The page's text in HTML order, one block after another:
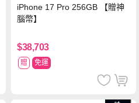
iPhone 17 Pro 256GB 【贈神
腦幣】
$38,703
贈 免運